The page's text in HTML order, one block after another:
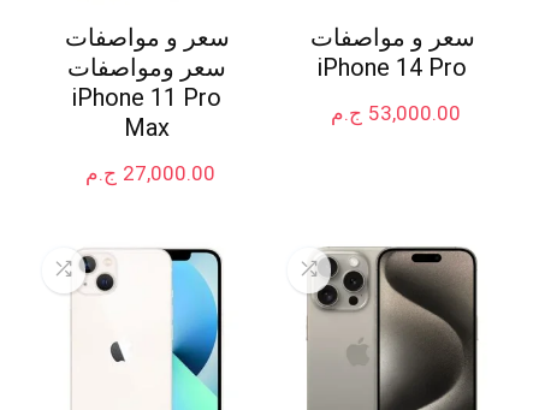
سعر و مواصفات
iPhone 14 Pro
ج.م 53,000.00
سعر و مواصفات
سعر ومواصفات
iPhone 11 Pro
Max
ج.م 27,000.00